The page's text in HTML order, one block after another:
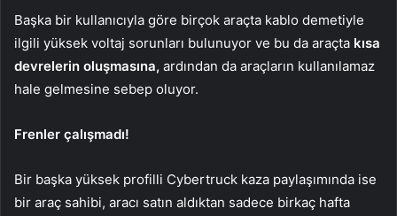
Başka bir kullanıcıyla göre birçok araçta kablo demetiyle
ilgili yüksek voltaj sorunları bulunuyor ve bu da araçta kısa
devrelerin oluşmasına, ardından da araçların kullanılamaz
hale gelmesine sebep oluyor.
Frenler çalışmadı!
Bir başka yüksek profilli Cybertruck kaza paylaşımında ise
bir araç sahibi, aracı satın aldıktan sadece birkaç hafta